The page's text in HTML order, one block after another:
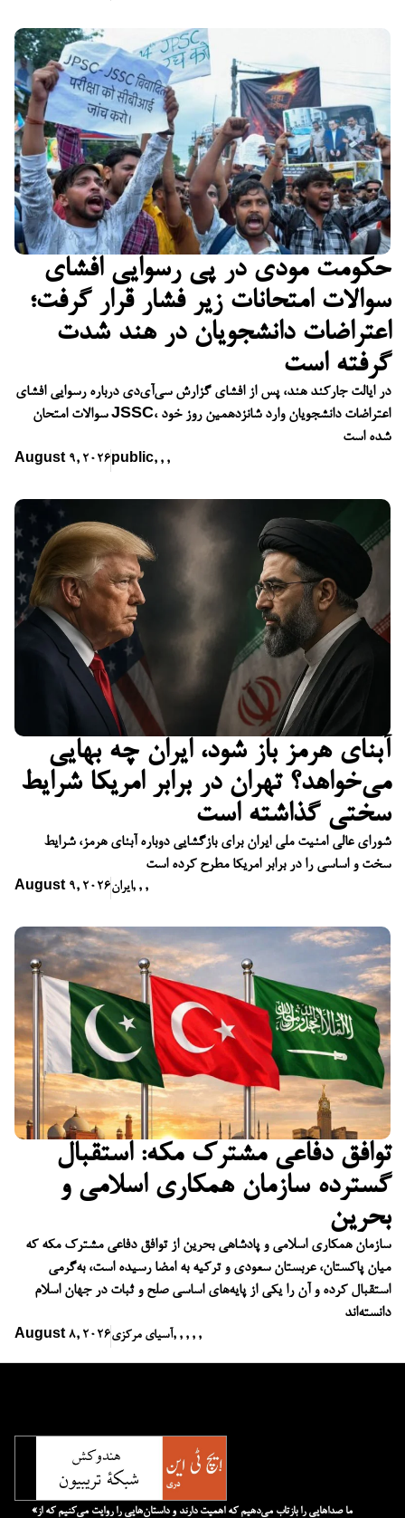
حکومت مودی در پی رسوایی افشای
سوالات امتحانات زیر فشار قرار گرفت؛
اعتراضات دانشجویان در هند شدت
گرفته است
در ایالت جارکند هند، پس از افشای گزارش سی‌آی‌دی درباره رسوایی افشای
سوالات امتحان JSSC، اعتراضات دانشجویان وارد شانزدهمین روز خود
شده است
August 9, 2026 public, , ,
آبنای هرمز باز شود، ایران چه بهایی
می‌خواهد؟ تهران در برابر امریکا شرایط
سختی گذاشته است
شورای عالی امنیت ملی ایران برای بازگشایی دوباره آبنای هرمز، شرایط
سخت و اساسی را در برابر امریکا مطرح کرده است
August 9, 2026ایران, , ,
توافق دفاعی مشترک مکه: استقبال
گسترده سازمان همکاری اسلامی و
بحرین
سازمان همکاری اسلامی و پادشاهی بحرین از توافق دفاعی مشترک مکه که
میان پاکستان، عربستان سعودی و ترکیه به امضا رسیده است، به‌گرمی
استقبال کرده و آن را یکی از پایه‌های اساسی صلح و ثبات در جهان اسلام
دانسته‌اند
August 8, 2026آسیای مرکزی, , , , ,
«ما صداهایی را بازتاب می‌دهیم که اهمیت دارند و داستان‌هایی را روایت می‌کنیم که از